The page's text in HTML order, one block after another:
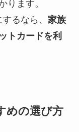
ります。
るなら、 家族
トカードを利
めの選び方